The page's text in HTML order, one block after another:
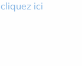
cliquez ici